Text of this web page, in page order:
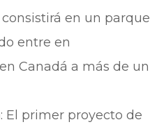
en un parque
entre en
Canadá a más de un
: El primer proyecto de